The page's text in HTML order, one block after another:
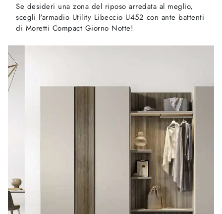
Se desideri una zona del riposo arredata al meglio,
scegli l'armadio Utility Libeccio U452 con ante battenti
di Moretti Compact Giorno Notte!